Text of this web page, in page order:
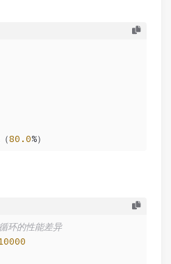
80.0%）
环的性能差异